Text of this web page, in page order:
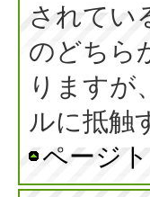
されてい
のどちら
りますが
ルに抵触
ページ